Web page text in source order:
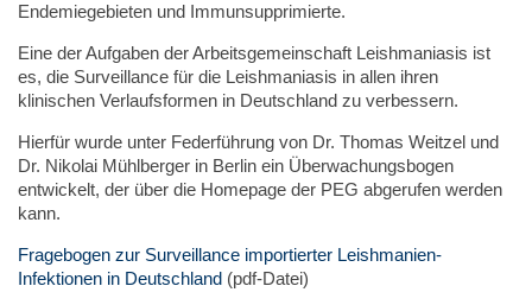
Endemiegebieten und Immunsupprimierte.
Eine der Aufgaben der Arbeitsgemeinschaft Leishmaniasis ist
es, die Surveillance für die Leishmaniasis in allen ihren
klinischen Verlaufsformen in Deutschland zu verbessern.
Hierfür wurde unter Federführung von Dr. Thomas Weitzel und
Dr. Nikolai Mühlberger in Berlin ein Überwachungsbogen
entwickelt, der über die Homepage der PEG abgerufen werden
kann.
Fragebogen zur Surveillance importierter Leishmanien-
Infektionen in Deutschland (pdf-Datei)